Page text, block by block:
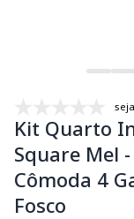
Kit Quarto
Square Mel
Cômoda 4
Fosco